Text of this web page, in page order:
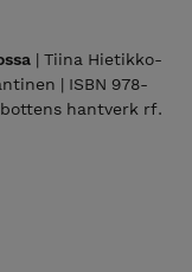
| Tiina Hietikko-
| ISBN 978-
hantverk rf.